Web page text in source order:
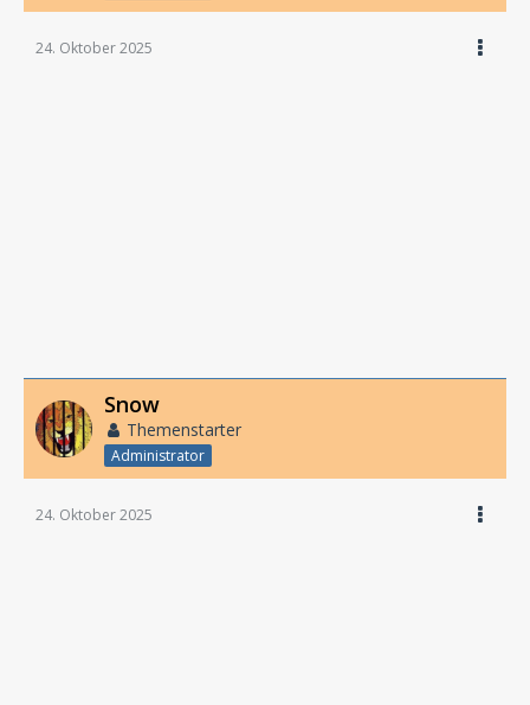
24. Oktober 2025
Snow
Themenstarter
Administrator
24. Oktober 2025